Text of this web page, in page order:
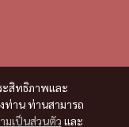
ะสิทธิภาพและ
ท่าน ท่านสามารถ
มเป็นส่วนตัว และ